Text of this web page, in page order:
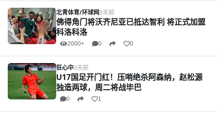
北青体育/环球网3天前
佛得角门将沃齐尼亚已抵达智利 将正式加盟
科洛科洛
2000+ 0 0
狂心中3天前
U17国足开门红！压哨绝杀阿森纳，赵松源
独造两球，周二将战毕巴
0 1